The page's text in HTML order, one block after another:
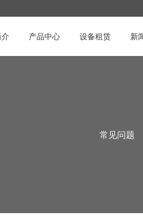
产品中心 设备租赁 新
常见问题